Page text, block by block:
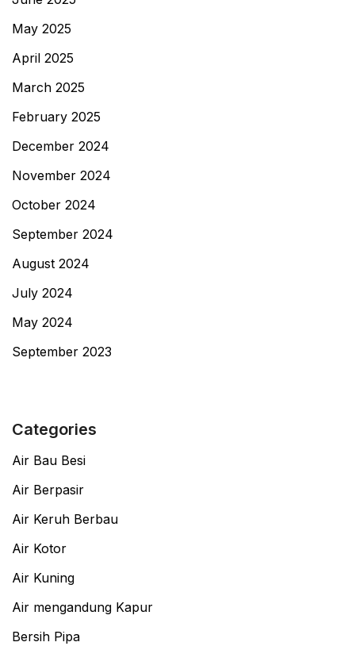
May 2025
April 2025
March 2025
February 2025
December 2024
November 2024
October 2024
September 2024
August 2024
July 2024
May 2024
September 2023
Categories
Air Bau Besi
Air Berpasir
Air Keruh Berbau
Air Kotor
Air Kuning
Air mengandung Kapur
Bersih Pipa